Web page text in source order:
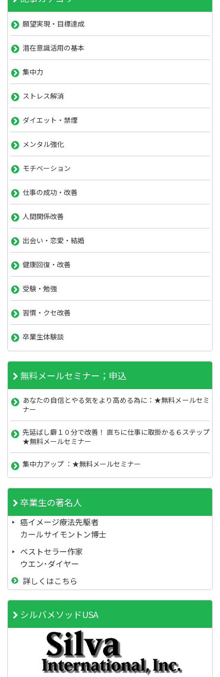
願望実現・目標達成
潜在意識活用の基本
集中力
ストレス解消
ダイエット・禁煙
メンタル強化
モチベーション
仕事の成功・改善
人間関係改善
出会い・恋愛・結婚
健康回復・改善
受験・勉強
習慣・クセ改善
卒業生体験談
無料メールセミナー；申込
あなたの自信とやる気をより高める為に：★無料メールセミ
ナー
先延ばし癖１０分で改善！ 直ちに仕事に取掛かる６ステップ
★無料メールセミナー
集中力アップ ：★無料メールセミナー
卒業生の著名人
癌イメージ療法先駆者
カールサイモントン博士
ベストセラー作家
ウエン･ダイヤー
詳しくはこちら
シルバメソッドUSA